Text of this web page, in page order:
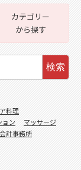
カテゴリー
から探す
検索
料理
ョン
マッサージ
会計事務所